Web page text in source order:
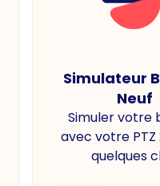
Simulateur
Neuf
Simuler votre
avec votre PTZ
quelques